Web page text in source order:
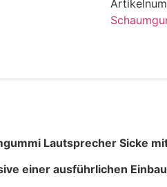
Sicke mit
einer ausführlichen